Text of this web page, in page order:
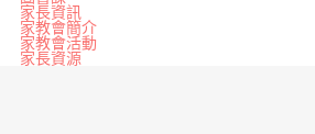
家長資訊
家教會簡介
家教會活動
家長資源